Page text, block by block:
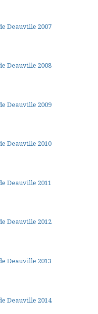
Deauville 2007
Deauville 2008
Deauville 2009
Deauville 2010
Deauville 2011
Deauville 2012
Deauville 2013
Deauville 2014